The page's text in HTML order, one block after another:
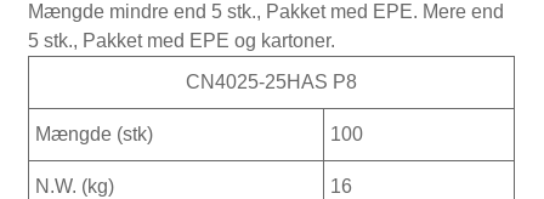
Mængde mindre end 5 stk., Pakket med EPE. Mere end
5 stk., Pakket med EPE og kartoner.
CN4025-25HAS P8
Mængde (stk) 100
N.W. (kg) 16